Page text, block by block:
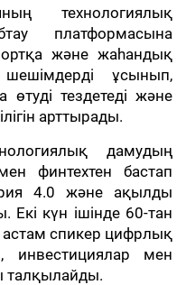
технологиялық
платформасына
және жаһандық
шешімдерді ұсынып,
тездетеді және
арттырады.
дамудың
финтехтен бастап
4.0 және ақылды
Екі күн ішінде 60-тан
астам спикер цифрлық
инвестициялар мен
талқылайды.